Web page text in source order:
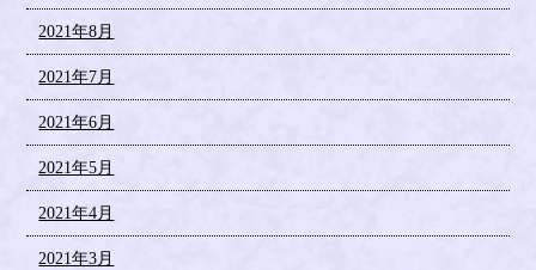
2021年8月
2021年7月
2021年6月
2021年5月
2021年4月
2021年3月